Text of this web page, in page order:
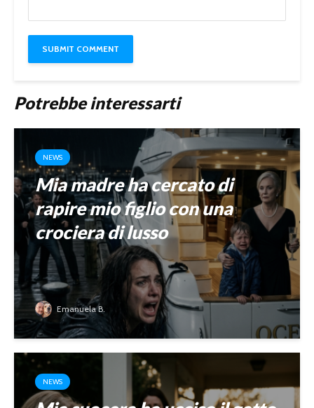
Potrebbe interessarti
NEWS
Mia madre ha cercato di
rapire mio figlio con una
crociera di lusso
Emanuela B.
NEWS